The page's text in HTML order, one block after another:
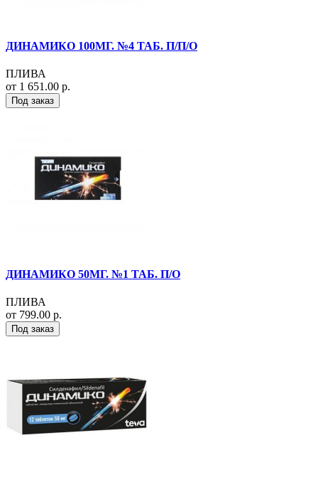
ДИНАМИКО 100МГ. №4 ТАБ. П/П/О
ПЛИВА
от 1 651.00 р.
Под заказ
ДИНАМИКО 50МГ. №1 ТАБ. П/О
ПЛИВА
от 799.00 р.
Под заказ